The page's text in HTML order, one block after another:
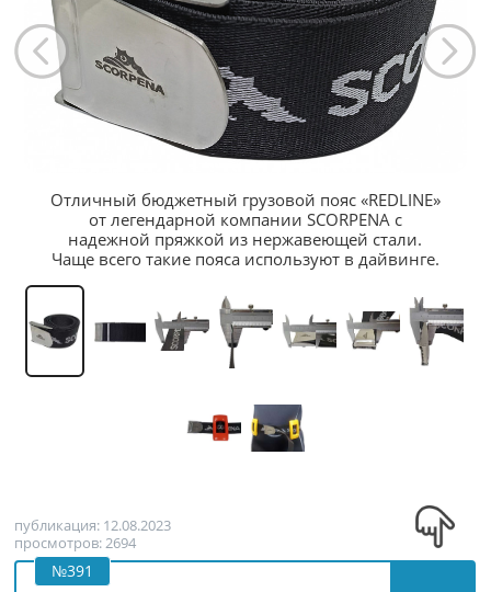
Отличный бюджетный грузовой пояс «REDLINE»
от легендарной компании SCORPENA с
надежной пряжкой из нержавеющей стали.
Чаще всего такие пояса используют в дайвинге.
публикация: 12.08.2023
просмотров: 2694
№391